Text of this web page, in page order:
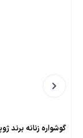
گوشواره زنانه برند